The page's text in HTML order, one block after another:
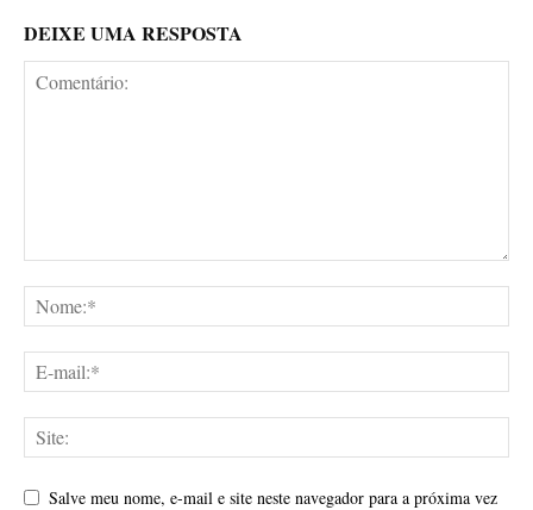
DEIXE UMA RESPOSTA
Salve meu nome, e-mail e site neste navegador para a próxima vez